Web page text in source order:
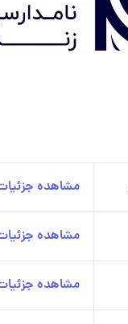
مشاهده
مشاهده
مشاهده